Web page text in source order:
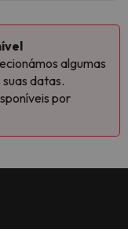
algumas
datas.
por